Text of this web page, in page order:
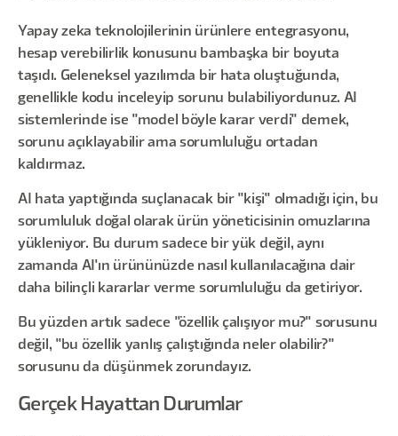
Yapay zeka teknolojilerinin ürünlere entegrasyonu,
hesap verebilirlik konusunu bambaşka bir boyuta
taşıdı. Geleneksel yazılımda bir hata oluştuğunda,
genellikle kodu inceleyip sorunu bulabiliyordunuz. AI
sistemlerinde ise "model böyle karar verdi" demek,
sorunu açıklayabilir ama sorumluluğu ortadan
kaldırmaz.
AI hata yaptığında suçlanacak bir "kişi" olmadığı için, bu
sorumluluk doğal olarak ürün yöneticisinin omuzlarına
yükleniyor. Bu durum sadece bir yük değil, aynı
zamanda AI'ın ürününüzde nasıl kullanılacağına dair
daha bilinçli kararlar verme sorumluluğu da getiriyor.
Bu yüzden artık sadece "özellik çalışıyor mu?" sorusunu
değil, "bu özellik yanlış çalıştığında neler olabilir?"
sorusunu da düşünmek zorundayız.
Gerçek Hayattan Durumlar